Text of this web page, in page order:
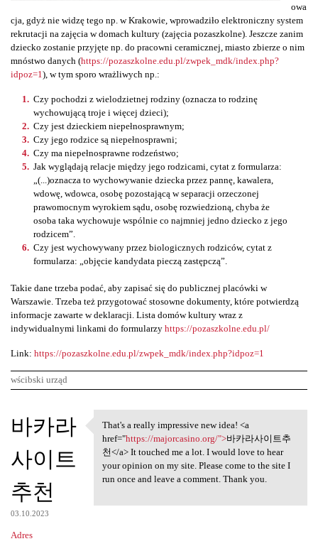
owa
cja, gdyż nie widzę tego np. w Krakowie, wprowadziło elektroniczny system
rekrutacji na zajęcia w domach kultury (zajęcia pozaszkolne). Jeszcze zanim
dziecko zostanie przyjęte np. do pracowni ceramicznej, miasto zbierze o nim
mnóstwo danych (https://pozaszkolne.edu.pl/zwpek_mdk/index.php?
idpoz=1), w tym sporo wrażliwych np.:
Czy pochodzi z wielodzietnej rodziny (oznacza to rodzinę
wychowującą troje i więcej dzieci);
Czy jest dzieckiem niepełnosprawnym;
Czy jego rodzice są niepełnosprawni;
Czy ma niepełnosprawne rodzeństwo;
Jak wyglądają relacje między jego rodzicami, cytat z formularza:
„(...)oznacza to wychowywanie dziecka przez pannę, kawalera,
wdowę, wdowca, osobę pozostającą w separacji orzeczonej
prawomocnym wyrokiem sądu, osobę rozwiedzioną, chyba że
osoba taka wychowuje wspólnie co najmniej jedno dziecko z jego
rodzicem”.
Czy jest wychowywany przez biologicznych rodziców, cytat z
formularza: „objęcie kandydata pieczą zastępczą”.
Takie dane trzeba podać, aby zapisać się do publicznej placówki w
Warszawie. Trzeba też przygotować stosowne dokumenty, które potwierdzą
informacje zawarte w deklaracji. Lista domów kultury wraz z
indywidualnymi linkami do formularzy https://pozaszkolne.edu.pl/
Link: https://pozaszkolne.edu.pl/zwpek_mdk/index.php?idpoz=1
wścibski urząd
K
o
m
n
t
a
바카라
사이트
추천
03.10.2023
Adres
That's a really impressive
That's a really impressive new idea! <a
href="https://majorcasino.org/">바카라사이트추
천</a> It touched me a lot. I would love to hear
your opinion on my site. Please come to the site I
run once and leave a comment. Thank you.